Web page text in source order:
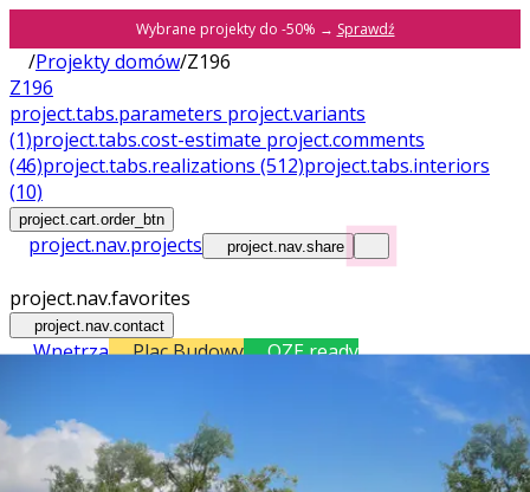
Wybrane projekty do -50% → Sprawdź
/Projekty domów/Z196
Z196
project.tabs.parameters project.variants
(1)project.tabs.cost-estimate project.comments
(46)project.tabs.realizations (512)project.tabs.interiors
(10)
project.cart.order_btn
project.nav.projects project.nav.share
project.nav.favorites
project.nav.contact
Wnętrza Plac Budowy OZE ready